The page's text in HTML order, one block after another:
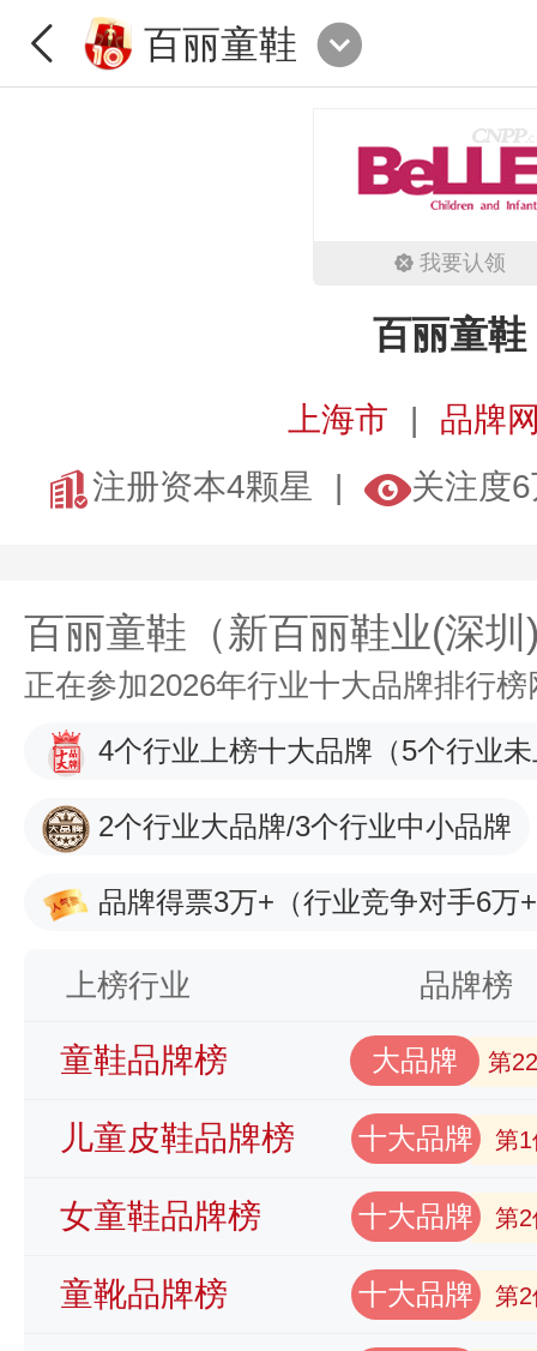
百丽童鞋
我要认领
百丽童鞋
上海市
品牌
注册资本4颗星
关注度
百丽童鞋（新百丽鞋业(深
正在参加2026年行业十大品牌排行
4个行业上榜十大品牌 （5个行业
2个行业大品牌/3个行业中小品牌
品牌得票3万+ （行业竞争对手6万
上榜行业 品牌榜
童鞋品牌榜 大品牌 第
儿童皮鞋品牌榜 十大品牌 第1
女童鞋品牌榜 十大品牌 第2
童靴品牌榜 十大品牌 第2